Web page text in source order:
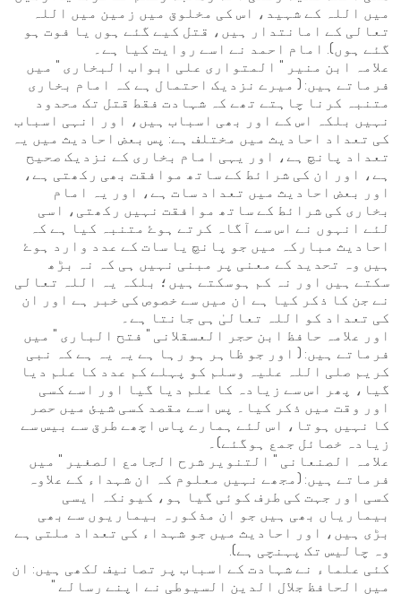
میں اللہ کے شہید، اس کی مخلوق میں زمین میں اللہ
تعالی کے امانتدار ہیں، قتل کیے گئے ہوں یا فوت ہو
گئے ہوں). امام احمد نے اسے روایت کیا ہے۔
علامہ ابن منیر " المتواری علی ابواب البخاری " میں
فرماتے ہیں: ( میرے نزدیک احتمال ہے کہ امام بخاری
متنبہ کرنا چاہتے تھے کہ شہادت فقط قتل تک محدود
نہیں بلکہ اس کے اور بھی اسباب ہیں، اور انہی اسباب
کی تعداد احادیث میں مختلف ہے: پس بعض احادیث میں یہ
تعداد پانچ ہے، اور یہی امام بخاری کے نزدیک صحیح
ہے، اور ان کی شرائط کے ساتھ موافقت بھی رکھتی ہے،
اور بعض احادیث میں تعداد سات ہے، اور یہ امام
بخاری کی شرائط کے ساتھ موافقت نہیں رکھتی، اسی
لئے انہوں نے اس سے آگاہ کرتے ہوۓ متنبہ کیا ہے کہ
احادیث مبارکہ میں جو پانچ یا سات کے عدد وارد ہوۓ
ہیں وہ تحدید کے معنی پر مبنی نہیں ہی کہ نہ بڑھ
سکتے ہیں اور نہ کم ہوسکتے ہیں؛ بلکہ یہ اللہ تعالی
نے جن کا ذکر کیا ہے ان میں سے خصوص کی خبر ہے اور ان
کی تعداد کو اللہ تعالیٰ ہی جانتا ہے۔
اور علامہ حافظ ابن حجر العسقلانی " فتح الباری " میں
فرماتے ہیں: ( اور جو ظاہر ہو رہا ہے یہ یہ ہے کہ نبی
کریم صلی اللہ علیہ وسلم کو پہلے کم عدد کا علم دیا
گیا، پھر اس سے زیادہ کا علم دیا گیا اور اسے کسی
اور وقت میں ذکر کیا۔ پس اسے مقصد کسی شیئ میں حصر
کا نہیں ہوتا، اس لئے ہمارے پاس اچھے طرق سے بیس سے
زیادہ خصائل جمع ہوگئے)۔
علامہ الصنعانی " التنویر شرح الجامع الصغیر " میں
فرماتے ہیں: (مجھے نہیں معلوم کہ ان شہداء کے علاوہ
کسی اور جہت کی طرف کوئی گیا ہو، کیونکہ ایسی
بیماریاں بھی ہیں جو ان مذکورہ بیماریوں سے بھی
بڑی ہیں، اور احادیث میں جو شہداء کی تعداد ملتی ہے
وہ چالیس تک پہنچی ہے).
کئی علماء نے شہادت کے اسباب پر تصانیف لکھی ہیں: ان
میں الحافظ جلال الدین السیوطی نے اپنے رسالے "